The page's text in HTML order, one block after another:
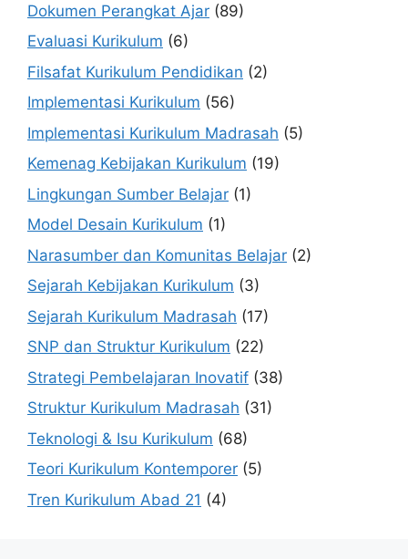
Dokumen Perangkat Ajar (89)
Evaluasi Kurikulum (6)
Filsafat Kurikulum Pendidikan (2)
Implementasi Kurikulum (56)
Implementasi Kurikulum Madrasah (5)
Kemenag Kebijakan Kurikulum (19)
Lingkungan Sumber Belajar (1)
Model Desain Kurikulum (1)
Narasumber dan Komunitas Belajar (2)
Sejarah Kebijakan Kurikulum (3)
Sejarah Kurikulum Madrasah (17)
SNP dan Struktur Kurikulum (22)
Strategi Pembelajaran Inovatif (38)
Struktur Kurikulum Madrasah (31)
Teknologi & Isu Kurikulum (68)
Teori Kurikulum Kontemporer (5)
Tren Kurikulum Abad 21 (4)